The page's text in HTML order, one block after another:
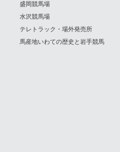
盛岡競馬場
水沢競馬場
テレトラック・場外発売所
馬産地いわての歴史と岩手競馬